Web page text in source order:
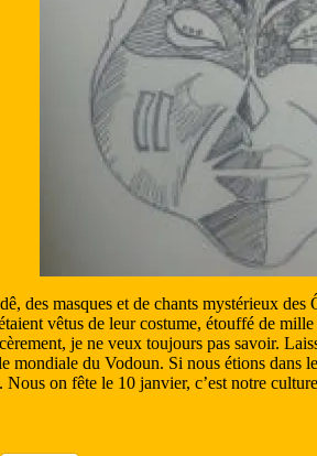
des masques et de chants mystérieux
vêtus de leur costume, étouffé de
je ne veux toujours pas savoir.
du Vodoun. Si nous étions dans
on fête le 10 janvier, c’est notre